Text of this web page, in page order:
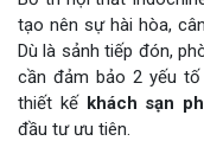
tạo nên sự hài hòa,
Dù là sảnh tiếp đón,
cần đảm bảo 2 yếu
thiết kế khách sạn
đầu tư ưu tiên.